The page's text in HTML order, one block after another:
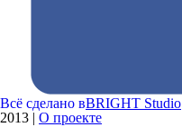
Всё сделано вBRIGHT Studio
2013 | О проекте